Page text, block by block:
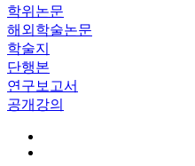
학위논문
해외학술논문
학술지
단행본
연구보고서
공개강의